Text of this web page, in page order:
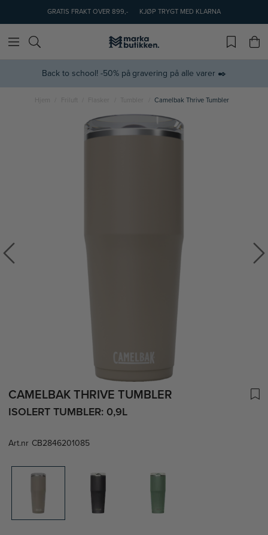
GRATIS FRAKT OVER 899,- KJØP TRYGT MED KLARNA
Back to school! -50% på gravering på alle varer ✒️
Hjem Friluft Flasker Camelbak Thrive Tumbler
CAMELBAK THRIVE TUMBLER
ISOLERT TUMBLER: 0,9L
Art.nr CB2846201085